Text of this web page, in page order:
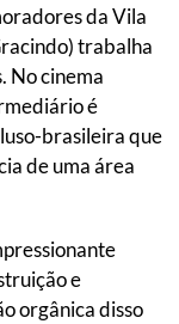
da Vila
trabalha
No cinema
é
brasileira que
de uma área
e
orgânica disso